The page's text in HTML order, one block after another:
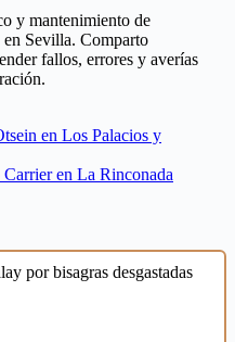
y mantenimiento de
en Sevilla. Comparto
fallos, errores y averías
en Los Palacios y
en La Rinconada